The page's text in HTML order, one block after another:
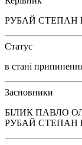
РУБАЙ СТЕПАН
Статус
в стані
Засновники
БІЛИК ПАВЛО
РУБАЙ СТЕПАН